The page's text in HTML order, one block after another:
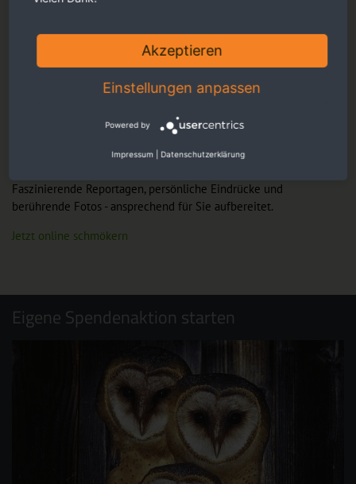
Faszinierende Reportagen, persönliche Eindrücke und
berührende Fotos - ansprechend für Sie aufbereitet.
Jetzt online schmökern
Eigene Spendenaktion starten
Akzeptieren
Einstellungen anpassen
Powered by
Impressum Datenschutzerklärung